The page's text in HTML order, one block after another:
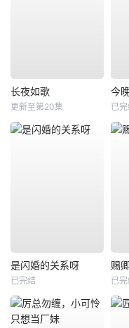
长夜如歌
更新至第20集 已完
是闪婚的关系呀
已完结
赐
已完